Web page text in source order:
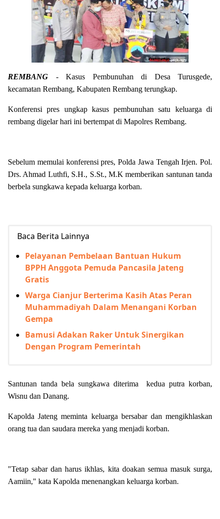
REMBANG - Kasus Pembunuhan di Desa Turusgede,
kecamatan Rembang, Kabupaten Rembang terungkap.
Konferensi pres ungkap kasus pembunuhan satu keluarga di
rembang digelar hari ini bertempat di Mapolres Rembang.
Sebelum memulai konferensi pres, Polda Jawa Tengah Irjen. Pol.
Drs. Ahmad Luthfi, S.H., S.St., M.K memberikan santunan tanda
berbela sungkawa kepada keluarga korban.
Baca Berita Lainnya
Pelayanan Pembelaan Bantuan Hukum
BPPH Anggota Pemuda Pancasila Jateng
Gratis
Warga Cianjur Berterima Kasih Atas Peran
Muhammadiyah Dalam Menangani Korban
Gempa
Bamusi Adakan Raker Untuk Sinergikan
Dengan Program Pemerintah
Santunan tanda bela sungkawa diterima kedua putra korban,
Wisnu dan Danang.
Kapolda Jateng meminta keluarga bersabar dan mengikhlaskan
orang tua dan saudara mereka yang menjadi korban.
"Tetap sabar dan harus ikhlas, kita doakan semua masuk surga,
Aamiin," kata Kapolda menenangkan keluarga korban.